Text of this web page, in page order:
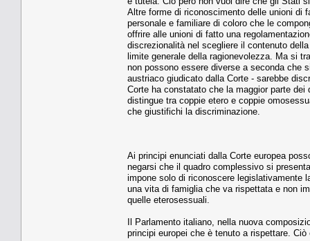
Altre forme di riconoscimento delle unioni di
personale e familiare di coloro che le
offrire alle unioni di fatto una
discrezionalità nel scegliere il contenuto
limite generale della ragionevolezza. Ma si
non possono essere diverse a seconda che
austriaco giudicato dalla Corte - sarebbe
Corte ha constatato che la maggior parte
distingue tra coppie etero e coppie
che giustifichi la discriminazione.
Ai principi enunciati dalla Corte europea
negarsi che il quadro complessivo si
impone solo di riconoscere legislativamente
una vita di famiglia che va rispettata e non
quelle eterosessuali.
Il Parlamento italiano, nella nuova
principi europei che è tenuto a rispettare.